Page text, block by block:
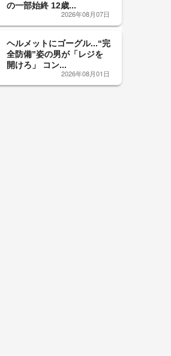
の一部始終 12歳...
2026年08月07日
ヘルメットにゴーグル...“完
全防備”姿の男が「レジを
開けろ」 コン...
2026年08月01日